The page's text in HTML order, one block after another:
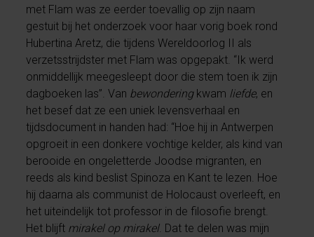
met Flam was ze eerder toevallig op zijn naam
gestuit bij het onderzoek voor haar vorig boek rond
Hubertina Aretz, die tijdens Wereldoorlog II als
verzetsstrijdster met Flam was opgepakt. “Ik werd
onmiddellijk meegesleept door die stem toen ik zijn
dagboeken las”. Van bewonderingkwam liefde, en
het besef dat ze een uniek levensverhaal en
tijdsdocument in handen had: “Hoe hij in Antwerpen
opgroeit in een donkere vochtige kelder, als kind van
berooide en ongeletterde Joodse migranten, en
reeds als kind beslist Spinoza en Kant te lezen. Hoe
hij daarna als communist de Holocaust overleeft, en
het uiteindelijk tot professor in de filosofie brengt.
Het blijft mirakel op mirakel. Dat te delen was mijn